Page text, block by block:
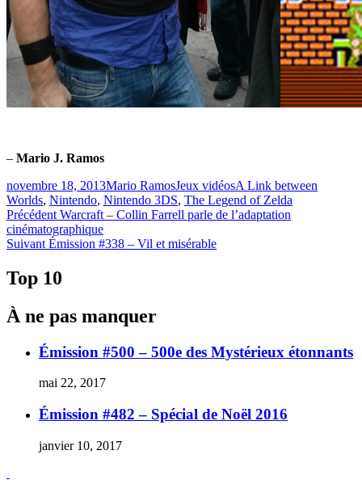
– Mario J. Ramos
Publié
le
novembre 18, 2013Mario RamosCatégories
Jeux vidéosÉtiquettes
A Link between
Worlds, Nintendo, Nintendo 3DS, The Legend of Zelda
Navigation
de
Précédent Article
précédent :
Warcraft – Collin Farrell parle de l’adaptation
cinématographique
Suivant Article
Émission #338 – Vil et misérable
Top 10
À ne pas manquer
Émission #500 – 500e des Mystérieux étonnants
mai 22, 2017
Émission #482 – Spécial de Noël 2016
janvier 10, 2017